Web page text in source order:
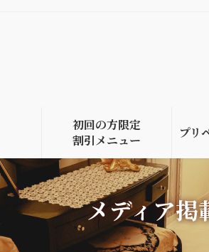
初回の方限定
割引メニュー
プリ
メディア掲